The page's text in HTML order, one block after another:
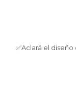
✅Aclará el